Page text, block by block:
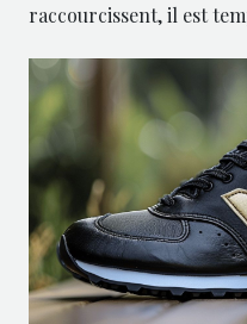
raccourcissent, il est